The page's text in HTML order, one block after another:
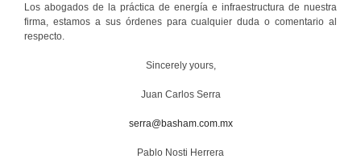
Los abogados de la práctica de energía e infraestructura de nuestra
firma, estamos a sus órdenes para cualquier duda o comentario al
respecto.
Sincerely yours,
Juan Carlos Serra
serra@basham.com.mx
Pablo Nosti Herrera